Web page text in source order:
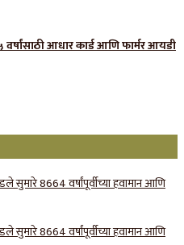
आधार कार्ड आणि फार्मर आयडी